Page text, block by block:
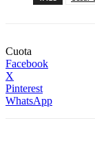
Cuota
Facebook
X
Pinterest
WhatsApp